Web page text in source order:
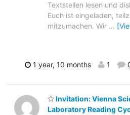
Textstellen lesen und
Euch ist eingeladen,
mitzumachen. Wir …
1 year, 10 months 1
Invitation: Vienna
Laboratory Reading